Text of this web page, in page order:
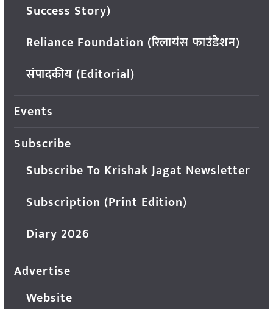
Success Story)
Reliance Foundation (रिलायंस फाउंडेशन)
संपादकीय (Editorial)
Events
Subscribe
Subscribe To Krishak Jagat Newsletter
Subscription (Print Edition)
Diary 2026
Advertise
Website